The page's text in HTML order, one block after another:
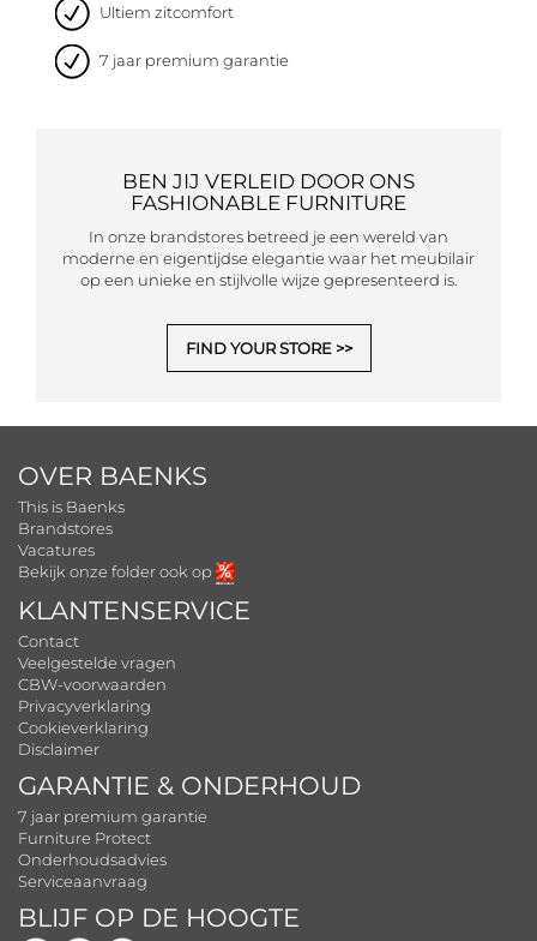
Ultiem zitcomfort
7 jaar premium garantie
BEN JIJ VERLEID DOOR ONS
FASHIONABLE FURNITURE
In onze brandstores betreed je een wereld van
moderne en eigentijdse elegantie waar het meubilair
op een unieke en stijlvolle wijze gepresenteerd is.
FIND YOUR STORE
OVER BAENKS
This is Baenks
Brandstores
Vacatures
Bekijk onze folder ook op
KLANTENSERVICE
Contact
Veelgestelde vragen
CBW-voorwaarden
Privacyverklaring
Cookieverklaring
Disclaimer
GARANTIE & ONDERHOUD
7 jaar premium garantie
Furniture Protect
Onderhoudsadvies
Serviceaanvraag
BLIJF OP DE HOOGTE